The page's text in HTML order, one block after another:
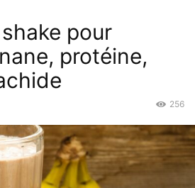
pour
protéine,
256